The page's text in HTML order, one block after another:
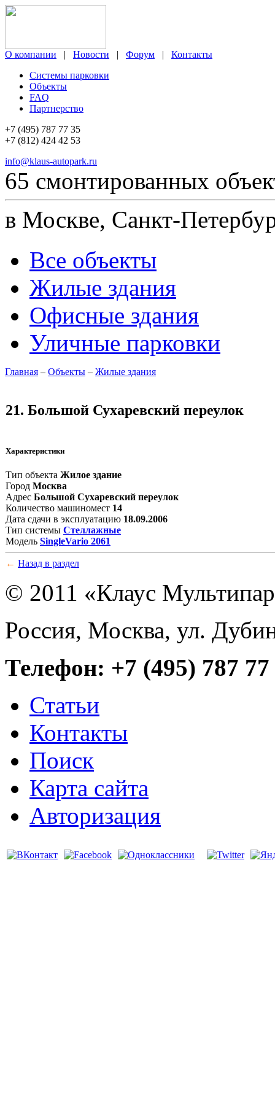
О компании | Новости | Форум |
Контакты
Системы парковки
Объекты
FAQ
Партнерство
+7 (495) 787 77 35
+7 (812) 424 42 53
info@klaus-autopark.ru
65 смонтированных
в Москве, Санкт-
Все объекты
Жилые здания
Офисные здания
Уличные парковки
Главная – Объекты – Жилые здания
21. Большой Сухаревский переулок
Характеристики
Тип объекта Жилое здание
Город Москва
Адрес Большой Сухаревский переулок
Количество машиномест 14
Дата сдачи в эксплуатацию 18.09.2006
Тип системы Стеллажные
Модель SingleVario 2061
← Назад в раздел
© 2011 «Клаус
Россия, Москва, ул.
Телефон: +7 (495) 787 77
Статьи
Контакты
Поиск
Карта сайта
Авторизация